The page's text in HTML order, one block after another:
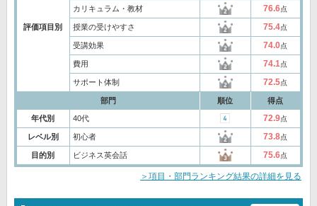
評価項目別
カリキュラム・教材 76.6点
授業の受けやすさ 75.4点
受講効果 74.0点
費用 74.1点
サポート体制 72.5点
部門 順位 得点
年代別 40代 72.9点
レベル別 初心者 73.8点
目的別 ビジネス英会話 75.6点
＞項目・部門ランキング結果の詳細を見る